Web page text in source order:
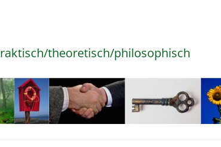
theoretisch/philosophisch